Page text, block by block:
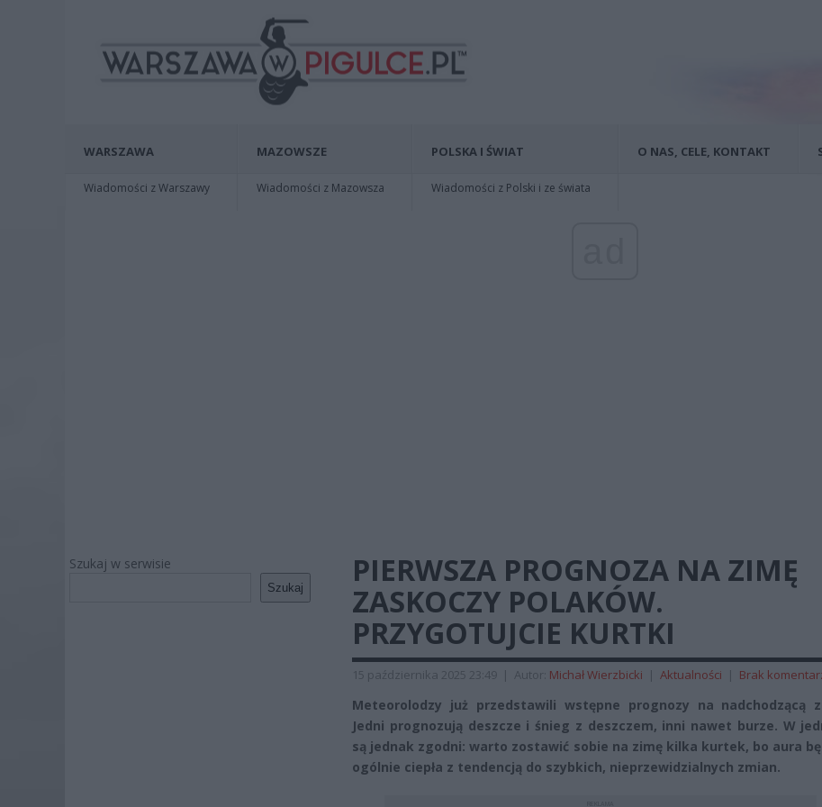
WARSZAWA
Wiadomości z Warszawy
MAZOWSZE
Wiadomości z Mazowsza
POLSKA I ŚWIAT
Wiadomości z Polski i ze świata
O NAS, CELE, KONTAKT
Szukaj w serwisie
Szukaj
PIERWSZA PROGNOZA NA ZIMĘ
ZASKOCZY POLAKÓW.
PRZYGOTUJCIE KURTKI
15 października 2025 23:49 | Autor: Michał Wierzbicki | Aktualności | Brak
Meteorolodzy już przedstawili wstępne prognozy na nadchodzącą
Jedni prognozują deszcze i śnieg z deszczem, inni nawet burze. W
są jednak zgodni: warto zostawić sobie na zimę kilka kurtek, bo aura
ogólnie ciepła z tendencją do szybkich, nieprzewidzialnych zmian.